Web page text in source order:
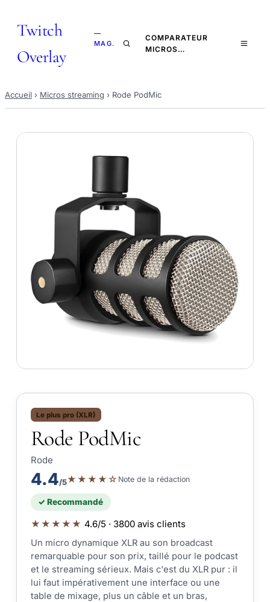
Twitch
Overlay
—
MAG.
COMPARATEUR
MICROS…
Accueil › Micros streaming › Rode PodMic
Le plus pro (XLR)
Rode PodMic
Rode
4.4/5★★★★☆ Note de la rédaction
✓ Recommandé
★★★★★ 4.6/5 · 3800 avis clients
Un micro dynamique XLR au son broadcast
remarquable pour son prix, taillé pour le podcast
et le streaming sérieux. Mais c'est du XLR pur : il
lui faut impérativement une interface ou une
table de mixage, plus un câble et un bras,